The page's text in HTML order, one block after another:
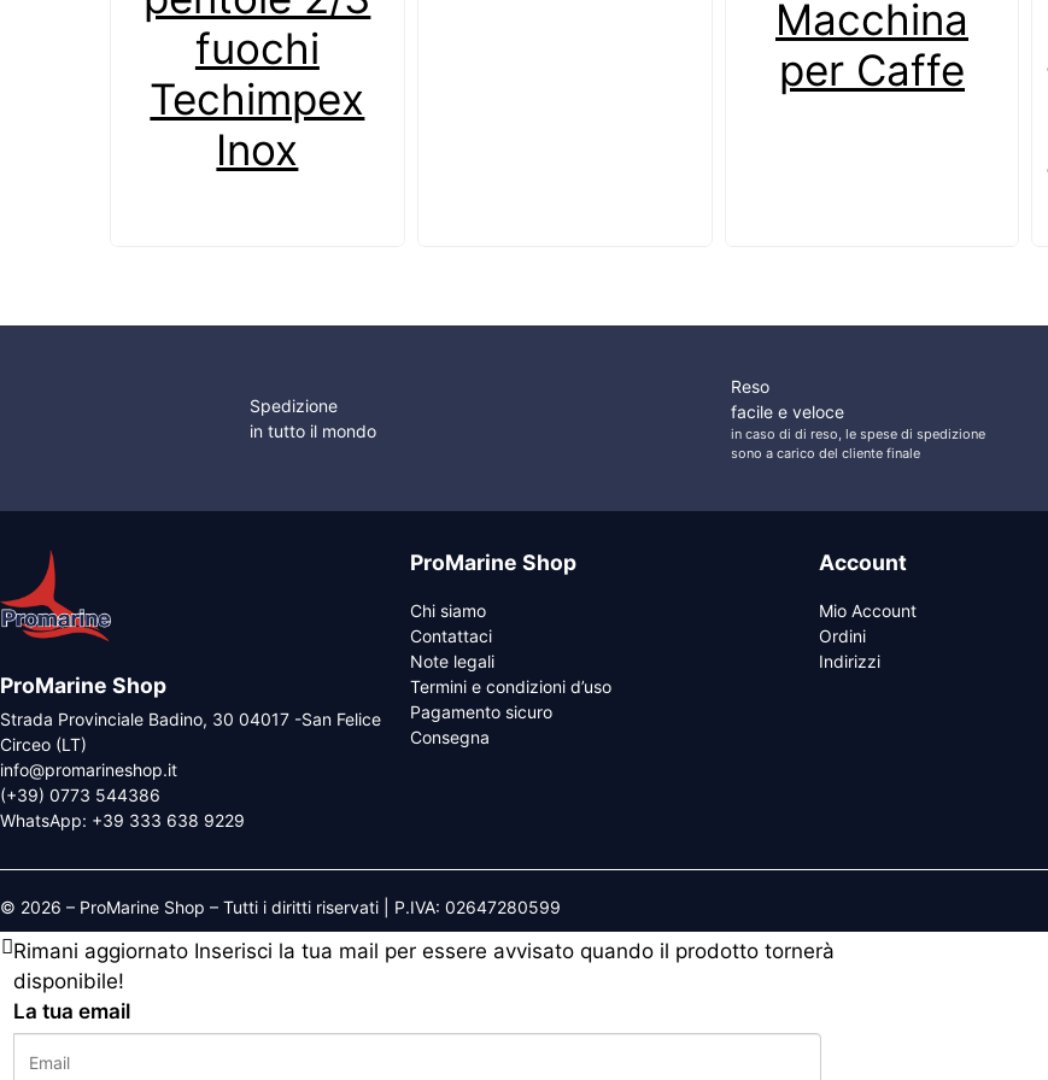
fuochi
Techimpex
Inox
Macchina
per Caffe
Spedizione
in tutto il mondo
Reso
facile e veloce
in caso di di reso, le spese di spedizione
sono a carico del cliente finale
ProMarine Shop
Strada Provinciale Badino, 30 04017 -San Felice
Circeo (LT)
info@promarineshop.it
(+39) 0773 544386
WhatsApp: +39 333 638 9229
ProMarine Shop
Chi siamo
Contattaci
Note legali
Termini e condizioni d’uso
Pagamento sicuro
Consegna
Account
Mio Account
Ordini
Indirizzi
© 2026 – ProMarine Shop – Tutti i diritti riservati | P.IVA: 02647280599
Rimani aggiornato Inserisci la tua mail per essere avvisato quando il prodotto tornerà
disponibile!
La tua email